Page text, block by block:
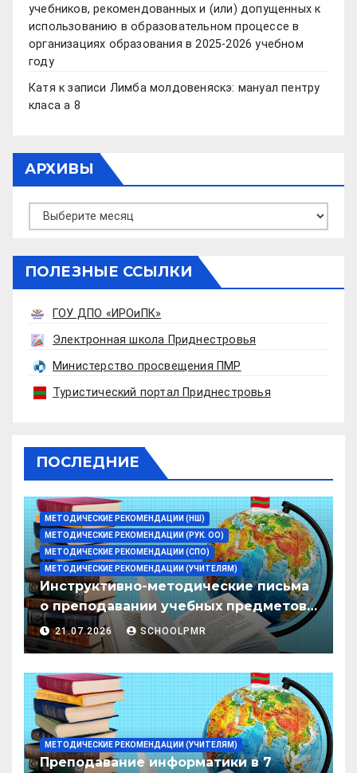
учебников, рекомендованных и (или) допущенных к
использованию в образовательном процессе в
организациях образования в 2025-2026 учебном
году
Катя к записи Лимба молдовеняскэ: мануал пентру
класа а 8
АРХИВЫ
Архивы
ПОЛЕЗНЫЕ ССЫЛКИ
ГОУ ДПО «ИРОиПК»
Электронная школа Приднестровья
Министерство просвещения ПМР
Туристический портал Приднестровья
ПОСЛЕДНИЕ
МЕТОДИЧЕСКИЕ РЕКОМЕНДАЦИИ (НШ)
МЕТОДИЧЕСКИЕ РЕКОМЕНДАЦИИ (РУК. ОО)
МЕТОДИЧЕСКИЕ РЕКОМЕНДАЦИИ (СПО)
МЕТОДИЧЕСКИЕ РЕКОМЕНДАЦИИ (УЧИТЕЛЯМ)
Инструктивно-методические письма
о преподавании учебных предметов/
дисциплин в организациях
образования ПМР на 2026/27 уч. год
21.07.2026 SCHOOLPMR
МЕТОДИЧЕСКИЕ РЕКОМЕНДАЦИИ (УЧИТЕЛЯМ)
Преподавание информатики в 7